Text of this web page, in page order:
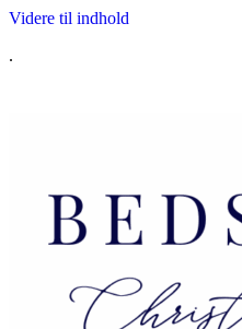
Videre til indhold
.